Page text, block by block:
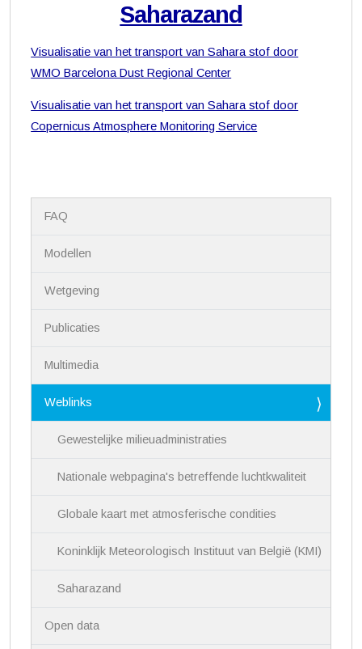
Saharazand
Visualisatie van het transport van Sahara stof door
WMO Barcelona Dust Regional Center
Visualisatie van het transport van Sahara stof door
Copernicus Atmosphere Monitoring Service
FAQ
Modellen
Wetgeving
Publicaties
Multimedia
Weblinks
Gewestelijke milieuadministraties
Nationale webpagina's betreffende luchtkwaliteit
Globale kaart met atmosferische condities
Koninklijk Meteorologisch Instituut van België (KMI)
Saharazand
Open data